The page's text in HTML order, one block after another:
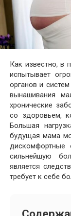
Как известно, в
испытывает
органов и
вынашивания
хронические
со здоровьем,
Большая
будущая мама
сильнейшую
является
требует к себе